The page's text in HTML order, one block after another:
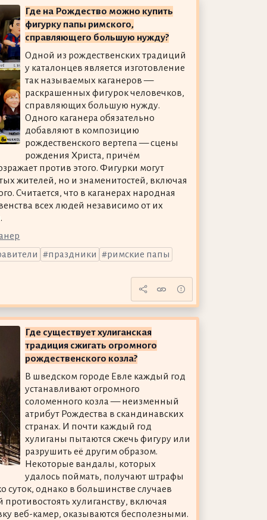
Где на Рождество можно купить
фигурку папы римского,
справляющего большую нужду?
Одной из рождественских традиций
у каталонцев является изготовление
так называемых каганеров —
раскрашенных фигурок человечков,
справляющих большую нужду.
Одного каганера обязательно
добавляют в композицию
рождественского вертепа — сцены
рождения Христа, причём
против этого. Фигурки могут
жителей, но и знаменитостей, включая
Считается, что в каганерах народная
всех людей независимо от их
праздники
римские папы
Где существует хулиганская
традиция сжигать огромного
рождественского козла?
В шведском городе Евле каждый год
устанавливают огромного
соломенного козла — неизменный
атрибут Рождества в скандинавских
странах. И почти каждый год
хулиганы пытаются сжечь фигуру или
разрушить её другим образом.
Некоторые вандалы, которых
удалось поймать, получают штрафы
суток, однако в большинстве случаев
хулиганству, включая
веб-камер, оказываются бесполезными.